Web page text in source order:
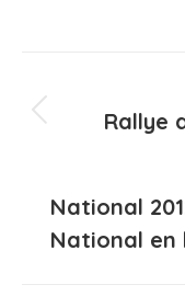
articleRallye
National
National en